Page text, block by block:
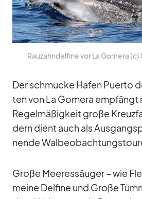
Rau­zahn­del­fine vor La Go­mera
Der schmu­cke Ha­fen Pu­erto
ten von La Go­mera emp­fängt
Re­gel­mä­ßig­keit große
dern dient auch als
nende
Große Mee­res­säu­ger – wie
meine Del­fine und Große